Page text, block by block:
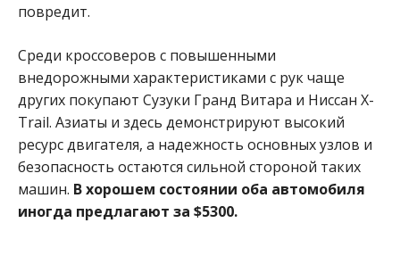
повредит.
Среди кроссоверов с повышенными
внедорожными характеристиками с рук чаще
других покупают Сузуки Гранд Витара и Ниссан X-
Trail. Азиаты и здесь демонстрируют высокий
ресурс двигателя, а надежность основных узлов и
безопасность остаются сильной стороной таких
машин. В хорошем состоянии оба автомобиля
иногда предлагают за $5300.